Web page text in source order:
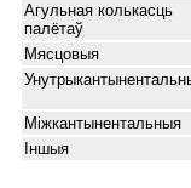
Агульная колькасць
палётаў
Мясцовыя
Міжкантынентальныя
Іншыя